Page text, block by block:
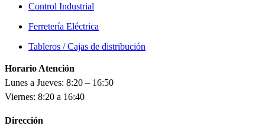
Control Industrial
Ferretería Eléctrica
Tableros / Cajas de distribución
Horario Atención
Lunes a Jueves: 8:20 – 16:50
Viernes: 8:20 a 16:40
Dirección